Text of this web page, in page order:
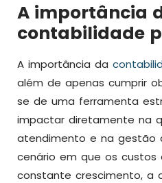
A importância
contabilidade
A importância da
além de apenas cumprir
se de uma ferramenta
impactar diretamente na
atendimento e na gestão
cenário em que os custos
constante crescimento, a